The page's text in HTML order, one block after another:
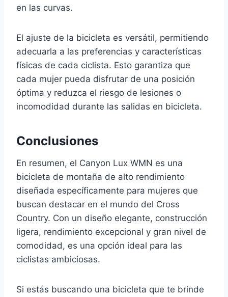
en las curvas.
El ajuste de la bicicleta es versátil, permitiendo
adecuarla a las preferencias y características
físicas de cada ciclista. Esto garantiza que
cada mujer pueda disfrutar de una posición
óptima y reduzca el riesgo de lesiones o
incomodidad durante las salidas en bicicleta.
Conclusiones
En resumen, el Canyon Lux WMN es una
bicicleta de montaña de alto rendimiento
diseñada específicamente para mujeres que
buscan destacar en el mundo del Cross
Country. Con un diseño elegante, construcción
ligera, rendimiento excepcional y gran nivel de
comodidad, es una opción ideal para las
ciclistas ambiciosas.
Si estás buscando una bicicleta que te brinde